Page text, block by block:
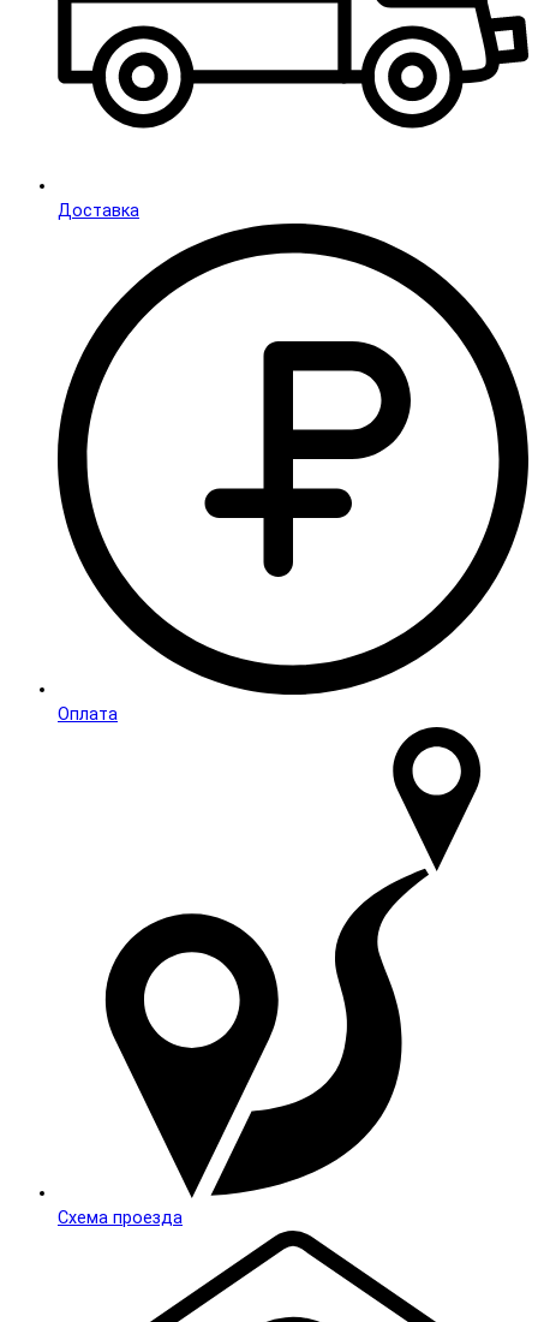
Доставка
Оплата
Схема проезда